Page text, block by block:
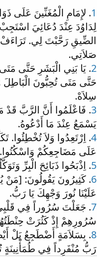
1. لإِمَامِ الْمُغَنِّينَ عَلَى
لِدَاوُدَ عِنْدَ دُعَائِيَ
الضِّيقِ رَحَّبْتَ لِي.
صَلاَتِي.
2. يَا بَنِي الْبَشَرِ حَتَّى
حَتَّى مَتَى تُحِبُّونَ الْبَاطِلَ
سِلاَهْ.
3. فَاعْلَمُوا أَنَّ الرَّبَّ قَدْ
يَسْمَعُ عِنْدَ مَا أَدْعُوهُ.
4. اِرْتَعِدُوا وَلاَ تُخْطِئُوا.
عَلَى مَضَاجِعِكُمْ
5. اِذْبَحُوا ذَبَائِحَ الْبِرِّ
6. كَثِيرُونَ يَقُولُونَ: [مَنْ
عَلَيْنَا نُورَ وَجْهِكَ يَا رَبُّ.
7. جَعَلْتَ سُرُوراً فِي
سُرُورِهِمْ إِذْ كَثُرَتْ
8. بِسَلاَمَةٍ أَضْطَجِعُ بَلْ
رَبُّ مُنْفَرِداً فِي طُمَأْنِينَةٍ